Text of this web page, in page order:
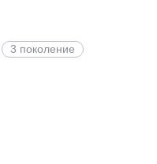
3 поколение